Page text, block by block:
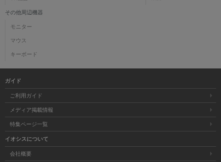
その他周辺機器
モニター
マウス
キーボード
ガイド
ご利用ガイド
メディア掲載情報
特集ページ一覧
イオシスについて
会社概要